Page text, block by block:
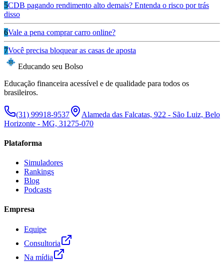
5CDB pagando rendimento alto demais? Entenda o risco por trás
disso
6Vale a pena comprar carro online?
7Você precisa bloquear as casas de aposta
Educando seu Bolso
Educação financeira acessível e de qualidade para todos os
brasileiros.
(31) 99918-9537
Alameda das Falcatas, 922 - São Luiz, Belo
Horizonte - MG, 31275-070
Plataforma
Simuladores
Rankings
Blog
Podcasts
Empresa
Equipe
Consultoria
Na mídia